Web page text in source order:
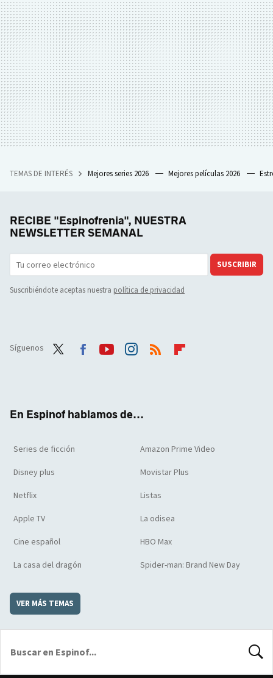
TEMAS DE INTERÉS Mejores series 2026 Mejores películas 2026
RECIBE "Espinofrenia", NUESTRA
NEWSLETTER SEMANAL
SUSCRIBIR
Suscribiéndote aceptas nuestra política de privacidad
Síguenos
En Espinof hablamos de...
Series de ficción Amazon Prime Video
Disney plus Movistar Plus
Netflix Listas
Apple TV La odisea
Cine español HBO Max
La casa del dragón Spider-man: Brand New Day
VER MÁS TEMAS